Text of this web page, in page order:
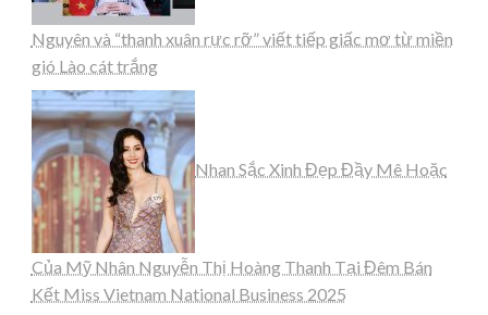
Nguyên và “thanh xuân rực rỡ” viết tiếp giấc mơ từ miền
gió Lào cát trắng
Nhan Sắc Xinh Đẹp Đầy Mê Hoặc
Của Mỹ Nhân Nguyễn Thị Hoàng Thanh Tại Đêm Bán
Kết Miss Vietnam National Business 2025